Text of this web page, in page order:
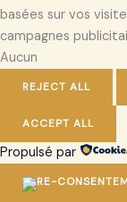
basées sur vos
campagnes
Aucun
REJECT ALL
ACCEPT ALL
Propulsé par